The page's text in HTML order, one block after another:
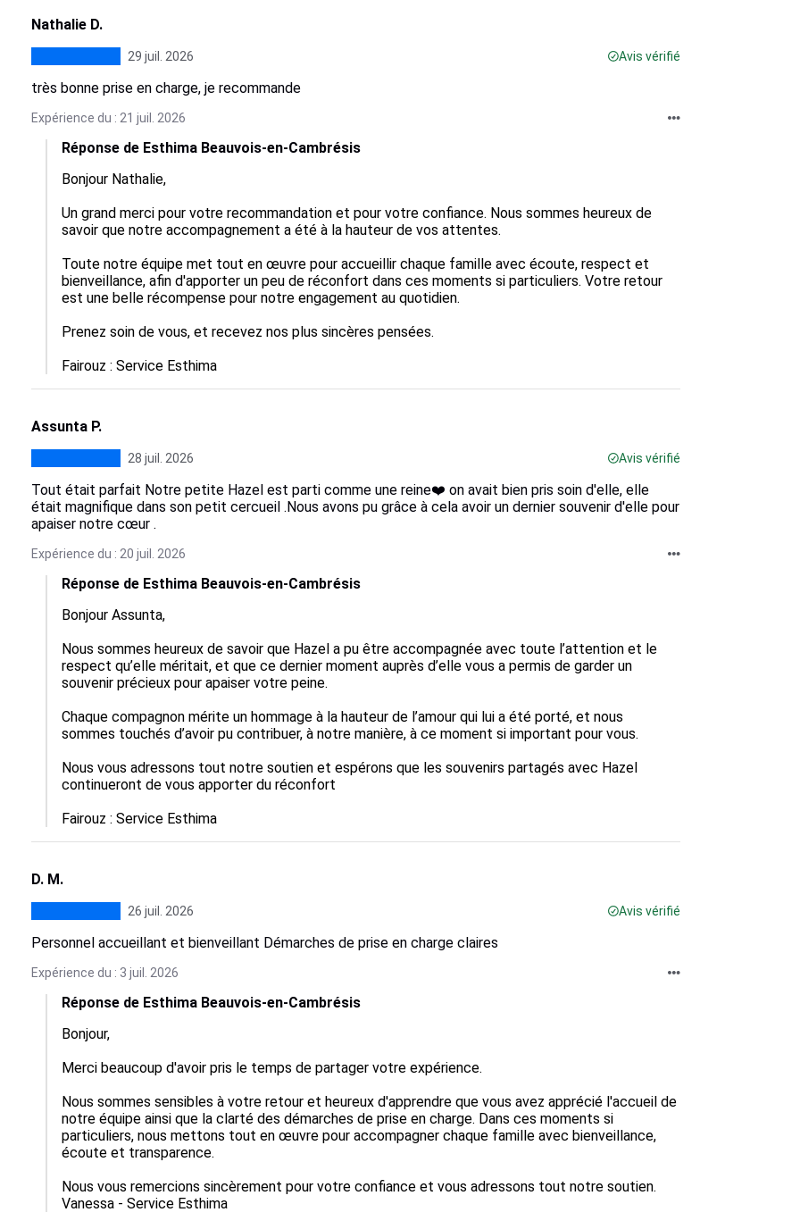
Nathalie D.
29 juil. 2026 Avis vérifié
très bonne prise en charge, je recommande
Expérience du : 21 juil. 2026
Réponse de Esthima Beauvois-en-Cambrésis
Bonjour Nathalie,
Un grand merci pour votre recommandation et pour votre confiance. Nous sommes heureux de
savoir que notre accompagnement a été à la hauteur de vos attentes.
Toute notre équipe met tout en œuvre pour accueillir chaque famille avec écoute, respect et
bienveillance, afin d'apporter un peu de réconfort dans ces moments si particuliers. Votre retour
est une belle récompense pour notre engagement au quotidien.
Prenez soin de vous, et recevez nos plus sincères pensées.
Fairouz : Service Esthima
Assunta P.
28 juil. 2026 Avis vérifié
Tout était parfait Notre petite Hazel est parti comme une reine❤️ on avait bien pris soin d'elle, elle
était magnifique dans son petit cercueil .Nous avons pu grâce à cela avoir un dernier souvenir d'elle pour
apaiser notre cœur .
Expérience du : 20 juil. 2026
Réponse de Esthima Beauvois-en-Cambrésis
Bonjour Assunta,
Nous sommes heureux de savoir que Hazel a pu être accompagnée avec toute l’attention et le
respect qu’elle méritait, et que ce dernier moment auprès d’elle vous a permis de garder un
souvenir précieux pour apaiser votre peine.
Chaque compagnon mérite un hommage à la hauteur de l’amour qui lui a été porté, et nous
sommes touchés d’avoir pu contribuer, à notre manière, à ce moment si important pour vous.
Nous vous adressons tout notre soutien et espérons que les souvenirs partagés avec Hazel
continueront de vous apporter du réconfort
Fairouz : Service Esthima
D. M.
26 juil. 2026 Avis vérifié
Personnel accueillant et bienveillant Démarches de prise en charge claires
Expérience du : 3 juil. 2026
Réponse de Esthima Beauvois-en-Cambrésis
Bonjour,
Merci beaucoup d'avoir pris le temps de partager votre expérience.
Nous sommes sensibles à votre retour et heureux d'apprendre que vous avez apprécié l'accueil de
notre équipe ainsi que la clarté des démarches de prise en charge. Dans ces moments si
particuliers, nous mettons tout en œuvre pour accompagner chaque famille avec bienveillance,
écoute et transparence.
Nous vous remercions sincèrement pour votre confiance et vous adressons tout notre soutien.
Vanessa - Service Esthima